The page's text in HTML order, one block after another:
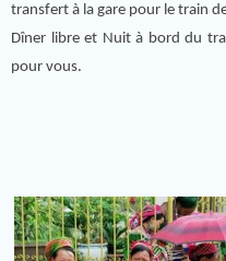
transfert à la gare pour le train
Dîner libre et Nuit à bord du
pour vous.